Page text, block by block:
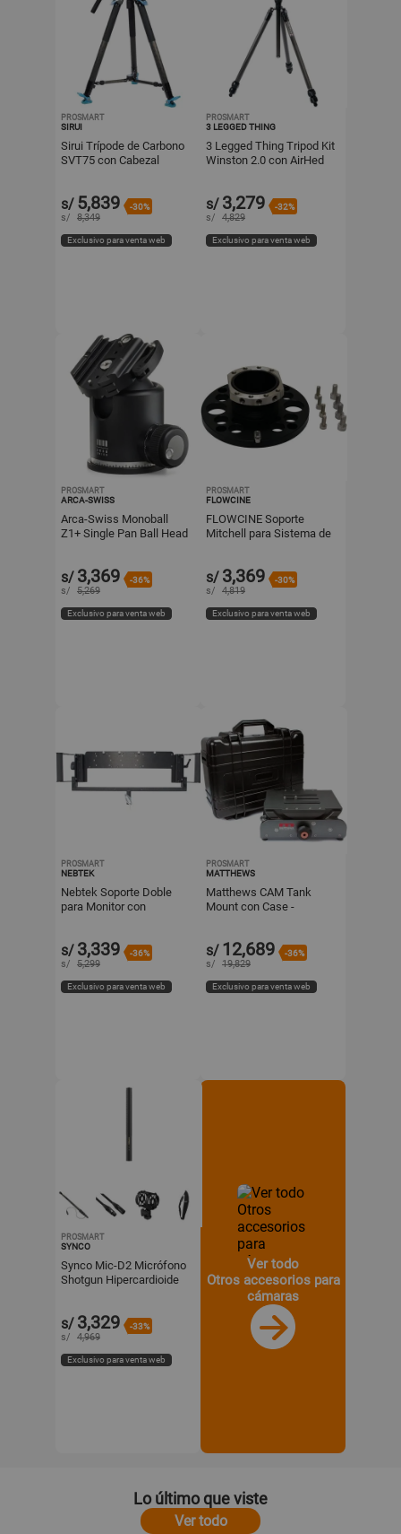
PROSMART
SIRUI
Sirui Trípode de Carbono
SVT75 con Cabezal
lb, Altur
s/ 5,839 -30%
s/ 8,349
Exclusivo para venta web
PROSMART
3 LEGGED THING
3 Legged Thing Tripod Kit
Winston 2.0 con AirHed
lb,
s/ 3,279 -32%
s/ 4,829
Exclusivo para venta web
PROSMART
ARCA-SWISS
Arca-Swiss Monoball
Z1+ Single Pan Ball Head
s/ 3,369 -36%
s/ 5,269
Exclusivo para venta web
PROSMART
FLOWCINE
FLOWCINE Soporte
Mitchell para Sistema de
s/ 3,369 -30%
s/ 4,819
Exclusivo para venta web
PROSMART
NEBTEK
Nebtek Soporte Doble
para Monitor con
s/ 3,339 -36%
s/ 5,299
Exclusivo para venta web
PROSMART
MATTHEWS
Matthews CAM Tank
Mount con Case -
Ver
s/ 12,689 -36%
s/ 19,829
Exclusivo para venta web
PROSMART
SYNCO
Synco Mic-D2 Micrófono
Shotgun Hipercardioide
s/ 3,329 -33%
s/ 4,969
Exclusivo para venta web
Ver todo
Otros accesorios para
cámaras
Lo último que viste
Ver todo